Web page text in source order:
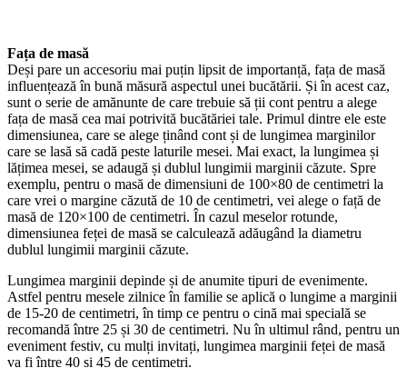
Fața de masă
Deși pare un accesoriu mai puțin lipsit de importanță, fața de masă
influențează în bună măsură aspectul unei bucătării. Și în acest caz,
sunt o serie de amănunte de care trebuie să ții cont pentru a alege
fața de masă cea mai potrivită bucătăriei tale. Primul dintre ele este
dimensiunea, care se alege ținând cont și de lungimea marginilor
care se lasă să cadă peste laturile mesei. Mai exact, la lungimea și
lățimea mesei, se adaugă și dublul lungimii marginii căzute. Spre
exemplu, pentru o masă de dimensiuni de 100×80 de centimetri la
care vrei o margine căzută de 10 de centimetri, vei alege o față de
masă de 120×100 de centimetri. În cazul meselor rotunde,
dimensiunea feței de masă se calculează adăugând la diametru
dublul lungimii marginii căzute.
Lungimea marginii depinde și de anumite tipuri de evenimente.
Astfel pentru mesele zilnice în familie se aplică o lungime a marginii
de 15-20 de centimetri, în timp ce pentru o cină mai specială se
recomandă între 25 și 30 de centimetri. Nu în ultimul rând, pentru un
eveniment festiv, cu mulți invitați, lungimea marginii feței de masă
va fi între 40 și 45 de centimetri.